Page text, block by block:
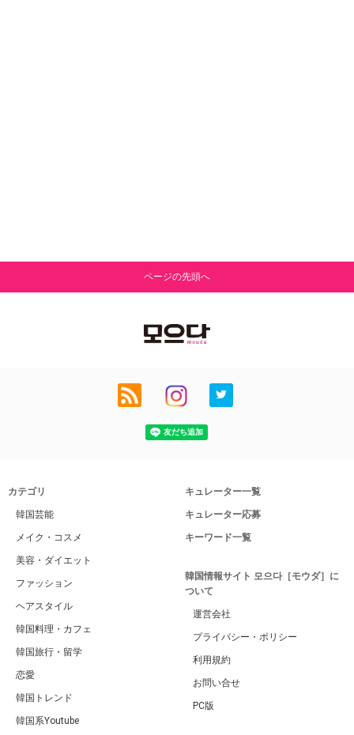
ページの先頭へ
カテゴリ
韓国芸能
メイク・コスメ
美容・ダイエット
ファッション
ヘアスタイル
韓国料理・カフェ
韓国旅行・留学
恋愛
韓国トレンド
韓国系Youtube
キュレーター一覧
キュレーター応募
キーワード一覧
韓国情報サイト 모으다［モウダ］に
ついて
運営会社
プライバシー・ポリシー
利用規約
お問い合せ
PC版